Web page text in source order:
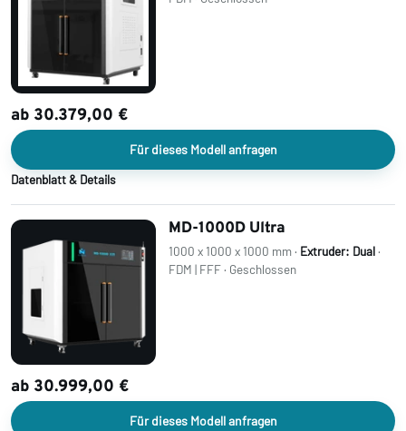
ab 30.379,00 €
Für dieses Modell anfragen
Datenblatt & Details
MD-1000D Ultra
1000 x 1000 x 1000 mm · Extruder: Dual·
FDM | FFF · Geschlossen
ab 30.999,00 €
Für dieses Modell anfragen